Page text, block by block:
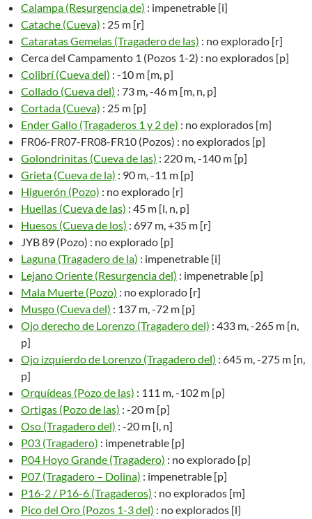
Calampa (Resurgencia de) : impenetrable [i]
Catache (Cueva) : 25 m [r]
Cataratas Gemelas (Tragadero de las) : no explorado [r]
Cerca del Campamento 1 (Pozos 1-2) : no explorados [p]
Colibrí (Cueva del) : -10 m [m, p]
Collado (Cueva del) : 73 m, -46 m [m, n, p]
Cortada (Cueva) : 25 m [p]
Ender Gallo (Tragaderos 1 y 2 de) : no explorados [m]
FR06-FR07-FR08-FR10 (Pozos) : no explorados [p]
Golondrinitas (Cueva de las) : 220 m, -140 m [p]
Grieta (Cueva de la) : 90 m, -11 m [p]
Higuerón (Pozo) : no explorado [r]
Huellas (Cueva de las) : 45 m [l, n, p]
Huesos (Cueva de los) : 697 m, +35 m [r]
JYB 89 (Pozo) : no explorado [p]
Laguna (Tragadero de la) : impenetrable [i]
Lejano Oriente (Resurgencia del) : impenetrable [p]
Mala Muerte (Pozo) : no explorado [r]
Musgo (Cueva del) : 137 m, -72 m [p]
Ojo derecho de Lorenzo (Tragadero del) : 433 m, -265 m [n,
p]
Ojo izquierdo de Lorenzo (Tragadero del) : 645 m, -275 m [n,
p]
Orquídeas (Pozo de las) : 111 m, -102 m [p]
Ortigas (Pozo de las) : -20 m [p]
Oso (Tragadero del) : -20 m [l, n]
P03 (Tragadero) : impenetrable [p]
P04 Hoyo Grande (Tragadero) : no explorado [p]
P07 (Tragadero – Dolina) : impenetrable [p]
P16-2 / P16-6 (Tragaderos) : no explorados [m]
Pico del Oro (Pozos 1-3 del) : no explorados [l]